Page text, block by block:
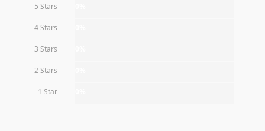
5 Stars
4 Stars
3 Stars
2 Stars
1 Star